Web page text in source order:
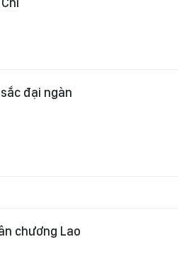
đại ngàn
chương Lao